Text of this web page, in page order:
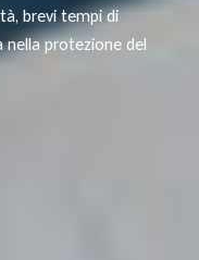
brevi tempi di
nella protezione del